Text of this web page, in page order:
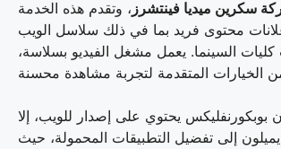
سكرين ميديا فينتشرز ، وتقدم هذه الخدمة
محتوى فريد بما في ذلك سلاسل الويب
السينما. يعمل مشغل الفيديو بسلاسة،
يحتوي على إصدار للويب، إلا
إلى تفضيل التطبيقات المحمولة، حيث